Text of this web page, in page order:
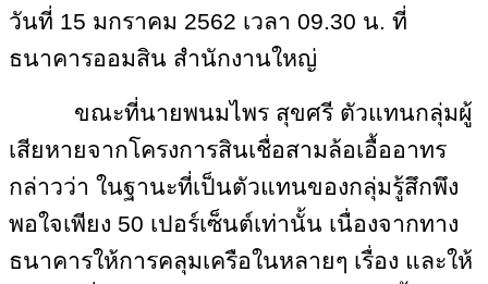
วันที่ 15 มกราคม 2562 เวลา 09.30 น. ที่
ธนาคารออมสิน สำนักงานใหญ่
ขณะที่นายพนมไพร สุขศรี ตัวแทนกลุ่มผู้
เสียหายจากโครงการสินเชื่อสามล้อเอื้ออาทร
กล่าวว่า ในฐานะที่เป็นตัวแทนของกลุ่มรู้สึกพึง
พอใจเพียง 50 เปอร์เซ็นต์เท่านั้น เนื่องจากทาง
ธนาคารให้การคลุมเครือในหลายๆ เรื่อง และให้